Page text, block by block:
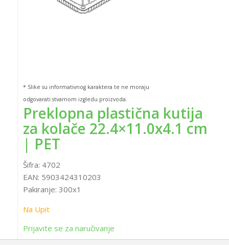
* Slike su informativnog karaktera te ne moraju
odgovarati stvarnom izgledu proizvoda.
Preklopna plastična kutija
za kolače 22.4×11.0x4.1 cm
| PET
Šifra: 4702
EAN: 5903424310203
Pakiranje: 300x1
Na Upit
Prijavite se za naručivanje